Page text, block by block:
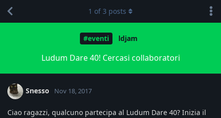
#eventi ldjam
Ludum Dare 40! Cercasi collaboratori
1 of3 posts
Snesso Nov 18, 2017
Ciao ragazzi, qualcuno partecipa al Ludum Dare 40? Inizia il